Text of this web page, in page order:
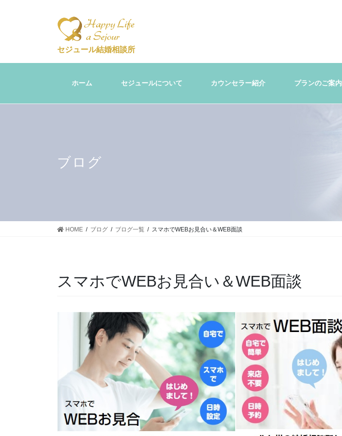
セジュール結婚相談所
ホーム セジュールについて カウンセラー紹介 プランのご案内
ブログ
HOME ブログ ブログ一覧 スマホでWEBお見合い＆WEB面談
スマホでWEBお見合い＆WEB面談